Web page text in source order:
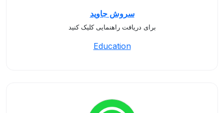
سروش جاوید
برای دریافت راهنمایی کلیک کنید
Education